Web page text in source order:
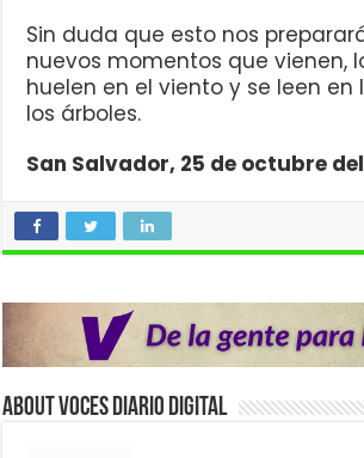
Sin duda que esto nos
nuevos momentos que vienen,
huelen en el viento y se leen en
los árboles.
San Salvador, 25 de octubre
About VOCES Diario digital